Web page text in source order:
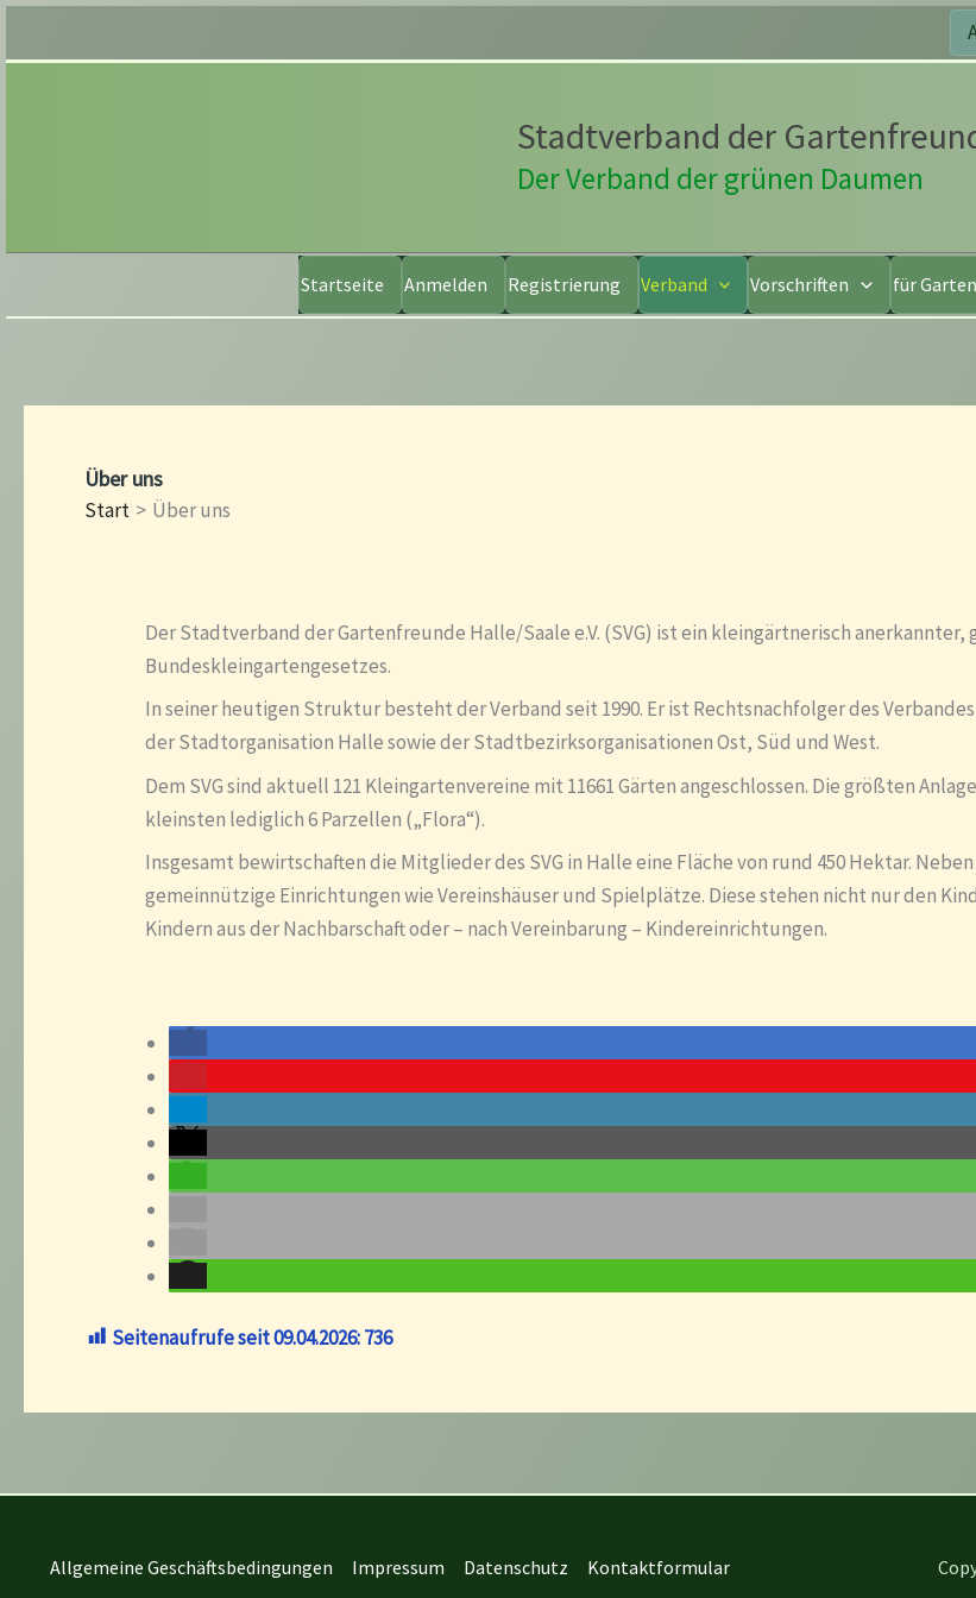
Stadtverband der
Der Verband der grünen Daumen
Startseite Anmelden Registrierung Verband Vorschriften für
Über uns
Start Über uns
Der Stadtverband der Gartenfreunde Halle/Saale e.V. (SVG) ist ein kleingärtnerisch
Bundeskleingartengesetzes.
In seiner heutigen Struktur besteht der Verband seit 1990. Er ist Rechtsnachfolger des
der Stadtorganisation Halle sowie der Stadtbezirksorganisationen Ost, Süd und West.
Dem SVG sind aktuell 121 Kleingartenvereine mit 11661 Gärten angeschlossen. Die größten
kleinsten lediglich 6 Parzellen („Flora“).
Insgesamt bewirtschaften die Mitglieder des SVG in Halle eine Fläche von rund 450 Hektar.
gemeinnützige Einrichtungen wie Vereinshäuser und Spielplätze. Diese stehen nicht nur den
Kindern aus der Nachbarschaft oder – nach Vereinbarung – Kindereinrichtungen.
Seitenaufrufe seit 09.04.2026:736
Allgemeine Geschäftsbedingungen Impressum Datenschutz Kontaktformular